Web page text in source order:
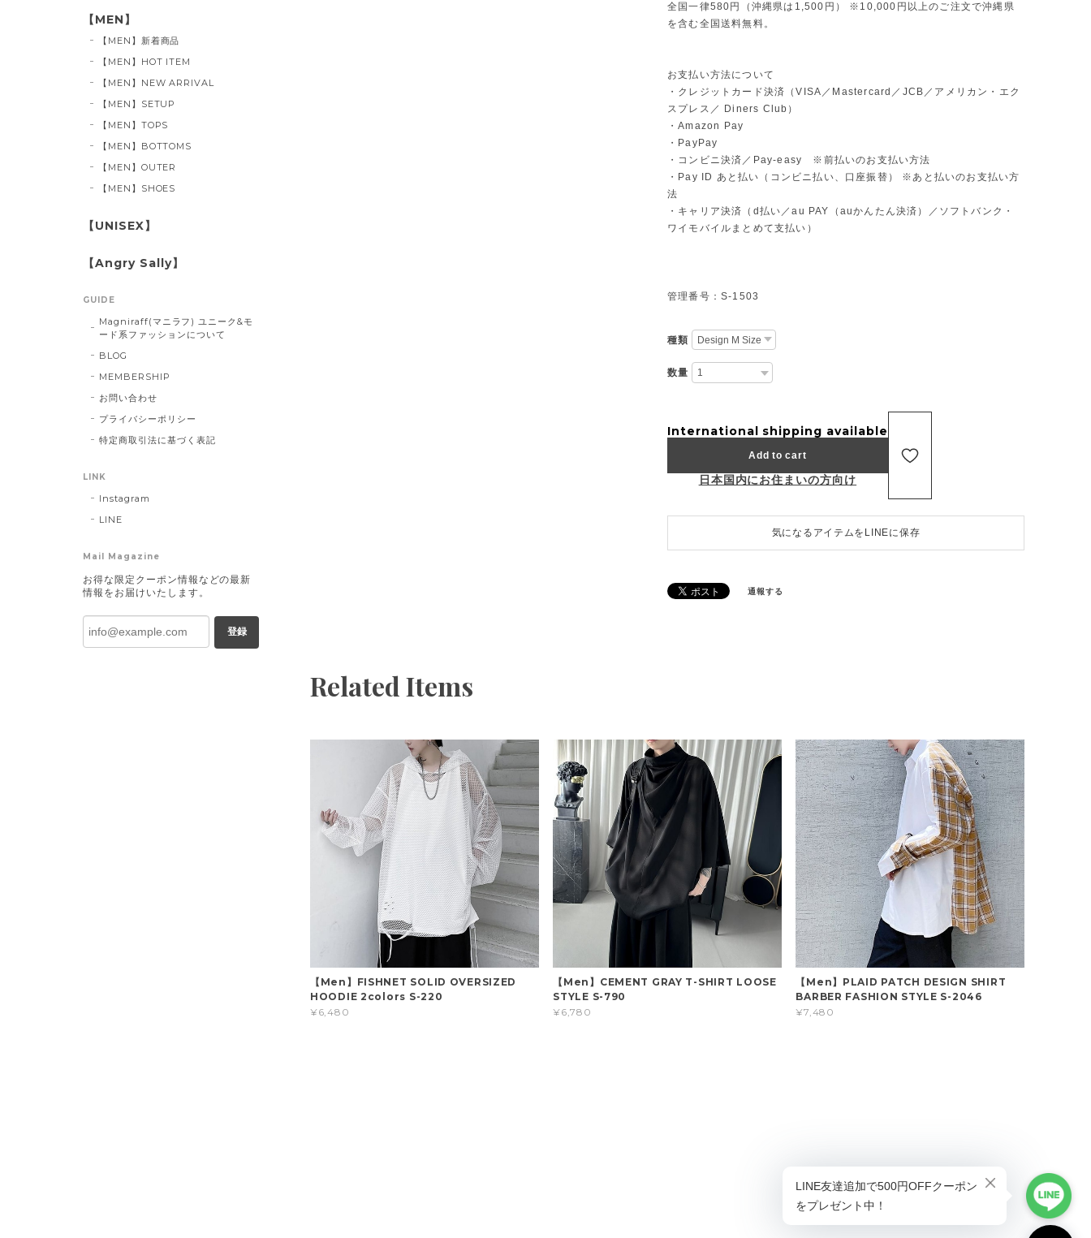
全国一律580円（沖縄県は1,500円） ※10,000円以上のご注文で沖縄県
を含む全国送料無料。
お支払い方法について
・クレジットカード決済（VISA／Mastercard／JCB／アメリカン・エク
スプレス／ Diners Club）
・Amazon Pay
・PayPay
・コンビニ決済／Pay-easy ※前払いのお支払い方法
・Pay ID あと払い（コンビニ払い、口座振替） ※あと払いのお支払い方
法
・キャリア決済（d払い／au PAY（auかんたん決済）／ソフトバンク・
ワイモバイルまとめて支払い）
管理番号：S-1503
種類
数量
International shipping available
Add to cart
日本国内にお住まいの方向け
気になるアイテムをLINEに保存
通報する
Related Items
【Men】FISHNET SOLID OVERSIZED
HOODIE 2colors S-220
¥6,480
【Men】CEMENT GRAY T-SHIRT LOOSE
STYLE S-790
¥6,780
【Men】PLAID PATCH DESIGN SHIRT
BARBER FASHION STYLE S-2046
¥7,480
【MEN】
【MEN】新着商品
【MEN】HOT ITEM
【MEN】NEW ARRIVAL
【MEN】SETUP
【MEN】TOPS
【MEN】BOTTOMS
【MEN】OUTER
【MEN】SHOES
【UNISEX】
【Angry Sally】
GUIDE
Magniraff(マニラフ) ユニーク&モ
ード系ファッションについて
BLOG
MEMBERSHIP
お問い合わせ
プライバシーポリシー
特定商取引法に基づく表記
LINK
Instagram
LINE
Mail Magazine
お得な限定クーポン情報などの最新
情報をお届けいたします。
登録